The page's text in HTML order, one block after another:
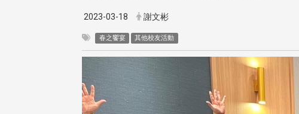
2023-03-18 謝文彬
春之饗宴 其他校友活動